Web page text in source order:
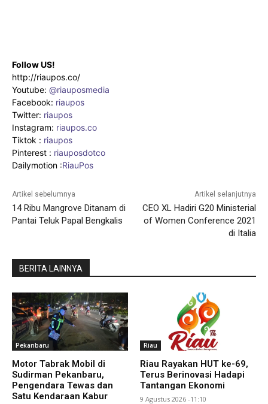
Follow US!
http://riaupos.co/
Youtube: @riauposmedia
Facebook: riaupos
Twitter: riaupos
Instagram: riaupos.co
Tiktok : riaupos
Pinterest : riauposdotco
Dailymotion :RiauPos
Artikel sebelumnya
14 Ribu Mangrove Ditanam di
Pantai Teluk Papal Bengkalis
Artikel selanjutnya
CEO XL Hadiri G20 Ministerial
of Women Conference 2021
di Italia
BERITA LAINNYA
Pekanbaru
Motor Tabrak Mobil di
Sudirman Pekanbaru,
Pengendara Tewas dan
Satu Kendaraan Kabur
Riau
Riau Rayakan HUT ke-69,
Terus Berinovasi Hadapi
Tantangan Ekonomi
9 Agustus 2026 -11:10